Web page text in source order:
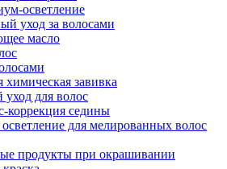
осветление
уход за волосами
масло
завивка
для волос
коррекция седины
для мелированных волос
продукты при окрашивании